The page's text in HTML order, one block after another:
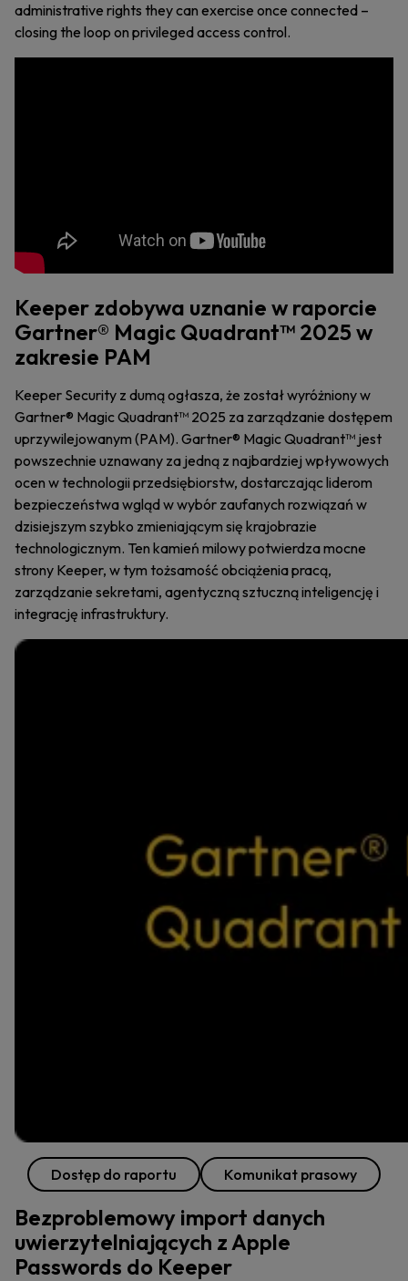
administrative rights they can exercise once connected –
closing the loop on privileged access control.
Keeper zdobywa uznanie w raporcie
Gartner® Magic Quadrant™ 2025 w
zakresie PAM
Keeper Security z dumą ogłasza, że został wyróżniony w
Gartner® Magic Quadrant™ 2025 za zarządzanie dostępem
uprzywilejowanym (PAM). Gartner® Magic Quadrant™ jest
powszechnie uznawany za jedną z najbardziej wpływowych
ocen w technologii przedsiębiorstw, dostarczając liderom
bezpieczeństwa wgląd w wybór zaufanych rozwiązań w
dzisiejszym szybko zmieniającym się krajobrazie
technologicznym. Ten kamień milowy potwierdza mocne
strony Keeper, w tym tożsamość obciążenia pracą,
zarządzanie sekretami, agentyczną sztuczną inteligencję i
integrację infrastruktury.
Dostęp do raportu Komunikat prasowy
Bezproblemowy import danych
uwierzytelniających z Apple
Passwords do Keeper